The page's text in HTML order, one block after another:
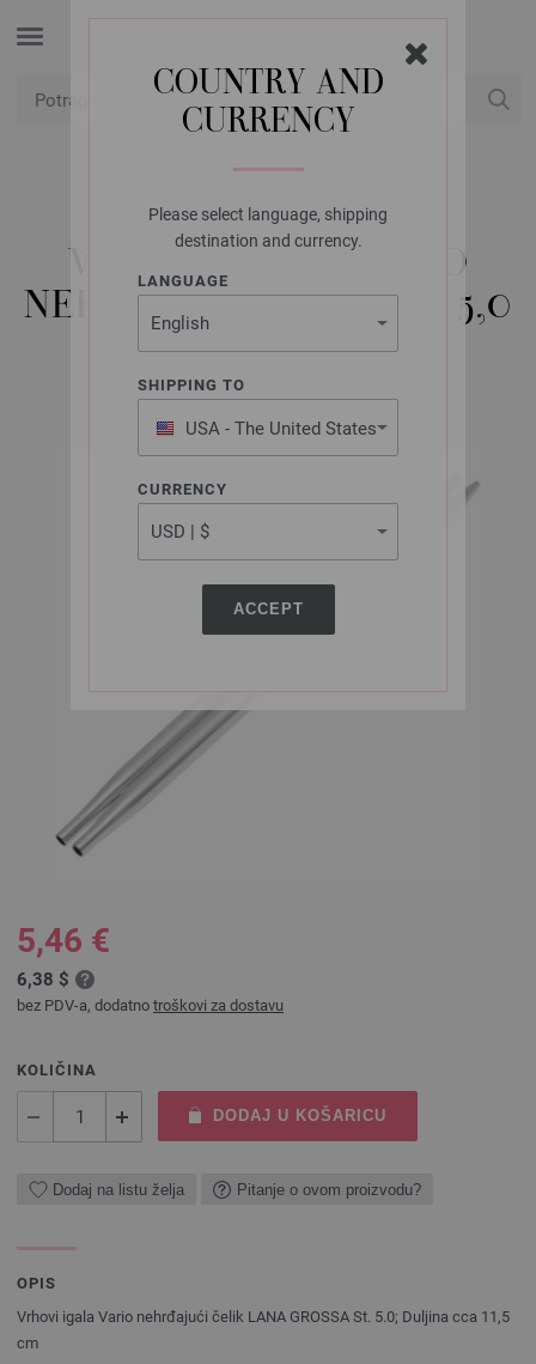
COUNTRY AND
CURRENCY
Please select language, shipping
destination and currency.
LANGUAGE
SHIPPING TO
USA - The United States
of America
CURRENCY
ACCEPT
LANA GROSSA
VRHOVI IGALA VARIO
NEHRĐAJUĆI ČELIK ST. 5,0
5,46 €
6,38 $
bez PDV-a, dodatno troškovi za dostavu
KOLIČINA
DODAJ U KOŠARICU
Dodaj na listu želja Pitanje o ovom proizvodu?
OPIS
Vrhovi igala Vario nehrđajući čelik LANA GROSSA St. 5.0; Duljina cca 11,5
cm